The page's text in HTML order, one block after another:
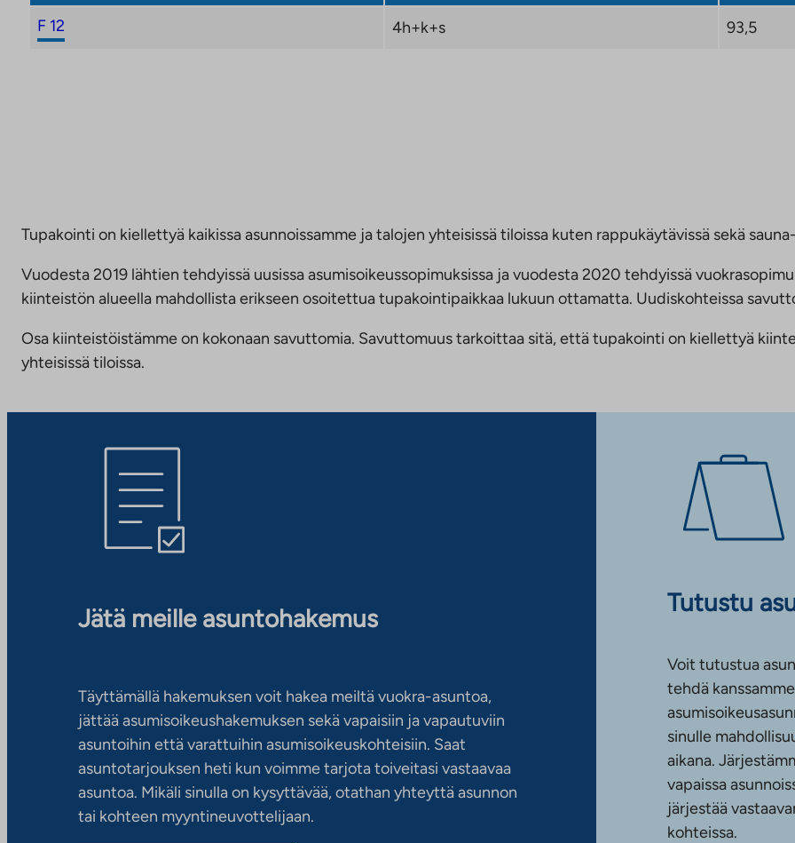
F 12 4h+k+s 93,5
Tupakointi on kiellettyä kaikissa asunnoissamme ja talojen yhteisissä tiloissa kuten rappukäytävissä sekä
Vuodesta 2019 lähtien tehdyissä uusissa asumisoikeussopimuksissa ja vuodesta 2020 tehdyissä
kiinteistön alueella mahdollista erikseen osoitettua tupakointipaikkaa lukuun ottamatta. Uudiskohteissa
Osa kiinteistöistämme on kokonaan savuttomia. Savuttomuus tarkoittaa sitä, että tupakointi on kiellettyä
yhteisissä tiloissa.
Jätä meille asuntohakemus
Täyttämällä hakemuksen voit hakea meiltä vuokra-asuntoa,
jättää asumisoikeushakemuksen sekä vapaisiin ja vapautuviin
asuntoihin että varattuihin asumisoikeuskohteisiin. Saat
asuntotarjouksen heti kun voimme tarjota toiveitasi vastaavaa
asuntoa. Mikäli sinulla on kysyttävää, otathan yhteyttä asunnon
tai kohteen myyntineuvottelijaan.
Tutustu
Voit tutustua
tehdä
sinulle
aikana.
vapaissa
järjestää
kohteissa.